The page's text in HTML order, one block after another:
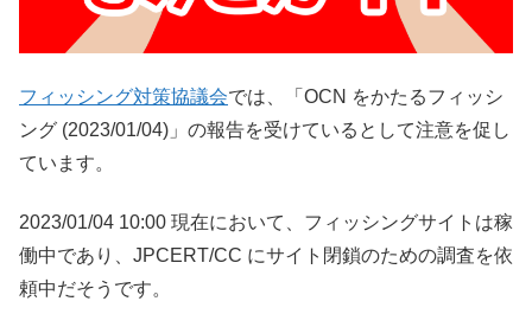
フィッシング対策協議会では、「OCN をかたるフィッシ
ング (2023/01/04)」の報告を受けているとして注意を促し
ています。
2023/01/04 10:00 現在において、フィッシングサイトは稼
働中であり、JPCERT/CC にサイト閉鎖のための調査を依
頼中だそうです。